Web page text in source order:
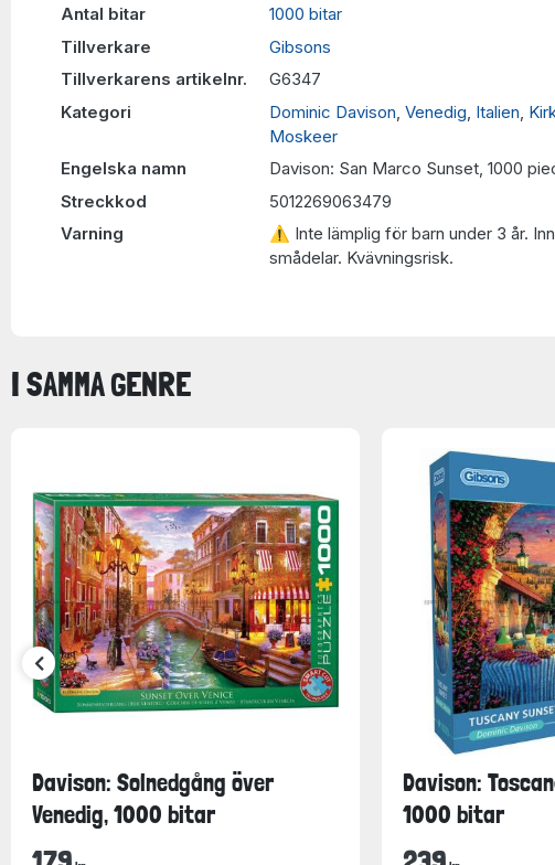
Antal bitar
1000 bitar
Tillverkare
Gibsons
Tillverkarens artikelnr.
G6347
Kategori
Dominic Davison Venedig Italien
Moskeer
Engelska namn
Davison: San Marco Sunset, 1000
Streckkod
5012269063479
Varning
⚠ Inte lämplig för barn under 3 år.
smådelar. Kvävningsrisk.
I SAMMA GENRE
Davison: Solnedgång över
Venedig, 1000 bitar
Davison:
1000 bitar